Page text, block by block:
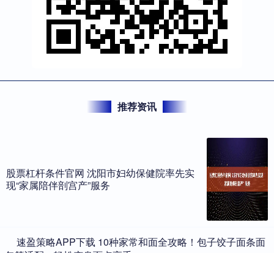
推荐资讯
股票杠杆条件官网 沈阳市妇幼保健院率先实
现“家属陪伴剖宫产”服务
​速盈策略APP下载 10种家常和面全攻略！包子饺子面条面